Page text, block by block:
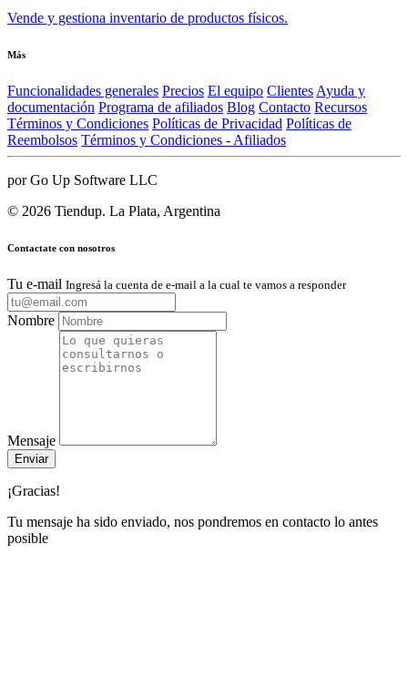
Vende y gestiona inventario de productos físicos.
Más
Funcionalidades generales Precios El equipo Clientes Ayuda y
documentación Programa de afiliados Blog Contacto Recursos
Términos y Condiciones Políticas de Privacidad Políticas de
Reembolsos Términos y Condiciones - Afiliados
por Go Up Software LLC
© 2026 Tiendup. La Plata, Argentina
Contactate con nosotros
Tu e-mail Ingresá la cuenta de e-mail a la cual te vamos a responder
Nombre
Mensaje
Enviar
¡Gracias!
Tu mensaje ha sido enviado, nos pondremos en contacto lo antes
posible